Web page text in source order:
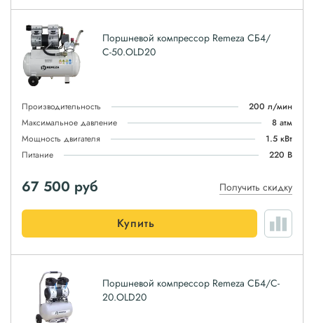
Поршневой компрессор Remeza СБ4/
С-50.OLD20
Производительность
200 л/мин
Максимальное давление
8 атм
Мощность двигателя
1.5 кВт
Питание
220 В
67 500 руб Получить скидку
Купить
Поршневой компрессор Remeza СБ4/C-
20.OLD20